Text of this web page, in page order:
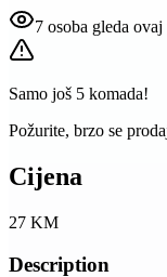
7 osoba gleda
Samo još 5 komada!
Požurite, brzo se
Cijena
27 KM
Description